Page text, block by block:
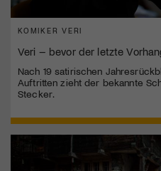
KOMIKER VERI
Veri – bevor der letzte
Nach 19 satirischen
Auftritten zieht der bekannte
Stecker.